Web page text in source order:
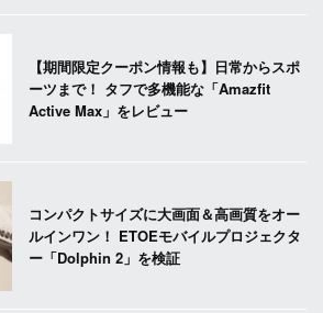
【期間限定クーポン情報も】日常からスポ
ーツまで！ タフで多機能な「Amazfit
Active Max」をレビュー
コンパクトサイズに大画面＆高画質をオー
ルインワン！ ETOEモバイルプロジェクタ
ー「Dolphin 2」を検証